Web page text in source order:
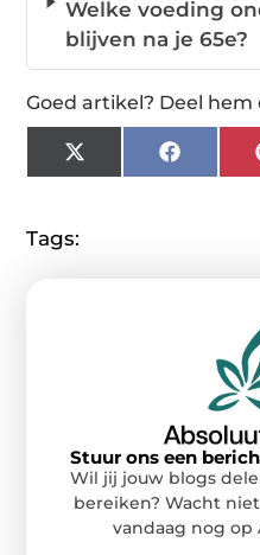
Welke voeding
blijven na je 65e?
Goed artikel? Deel hem
X
(Twitter)
Tags:
Stuur ons een
Wil jij jouw blogs
bereiken? Wacht
vandaag nog op